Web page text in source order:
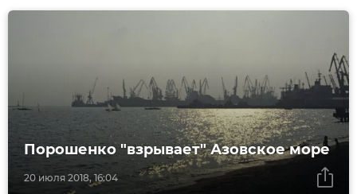
20 июля 2018, 16:04
Порошенко "взрывает" Азовское море